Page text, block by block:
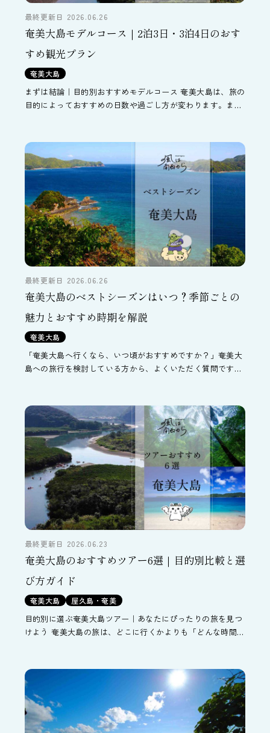
最終更新日 2026.06.26
奄美大島モデルコース｜2泊3日・3泊4日のおす
すめ観光プラン
奄美大島
まずは結論｜目的別おすすめモデルコース 奄美大島は、旅の
目的によっておすすめの日数や過ごし方が変わります。まず
[…]
最終更新日 2026.06.26
奄美大島のベストシーズンはいつ？季節ごとの
魅力とおすすめ時期を解説
奄美大島
「奄美大島へ行くなら、いつ頃がおすすめですか？」奄美大
島への旅行を検討している方から、よくいただく質問です。
ら。 […]
最終更新日 2026.06.23
奄美大島のおすすめツアー6選｜目的別比較と選
び方ガイド
奄美大島 屋久島・奄美
目的別に選ぶ奄美大島ツアー｜あなたにぴったりの旅を見つ
けよう 奄美大島の旅は、どこに行くかよりも「どんな時間を
か […]